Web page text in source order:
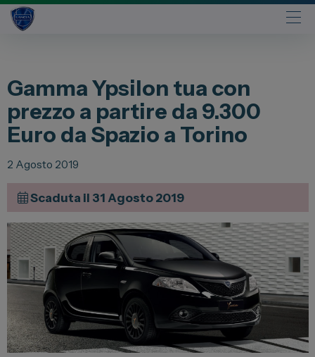
Fiat
Abarth
Lancia
Alfa Romeo
Jeep
Opel
Peugeot
Citroen
Leapmotor
Lexus
DR
Gamma Ypsilon tua con
prezzo a partire da 9.300
Euro da Spazio a Torino
2 Agosto 2019
Scaduta il 31 Agosto 2019